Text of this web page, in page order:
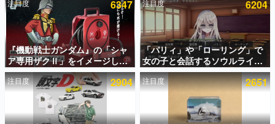
電ファミのいま読まれている記事ランキング
アプリセール情報
インタビュー
連載・特集一覧
殿堂入り記事
注目度 6347
『機動戦士ガンダム』の「シャ
ア専用ザクⅡ」をイメージした
散水ホースリールが予約開始。
本体にはシャアのパーソナルマ
ークやジオン公国軍のエンブレ
ム、型式番号などを配置
注目度 6204
「パリィ」や「ローリング」で
女の子と会話するソウルライク
恋愛ゲーム『小早川さんはソウ
ルライク』無料公開。返事に失
敗すると「YOU DIED」
注目度 2904 注目度 2651